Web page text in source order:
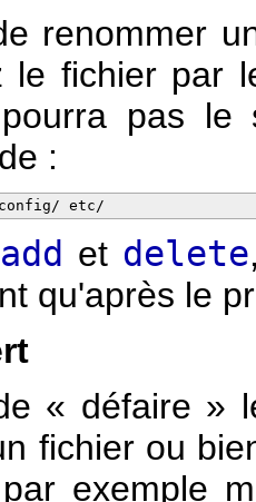
renommer
le fichier par
pas le
:
etc/
add et delete
qu'après le
« défaire »
fichier ou
par exemple